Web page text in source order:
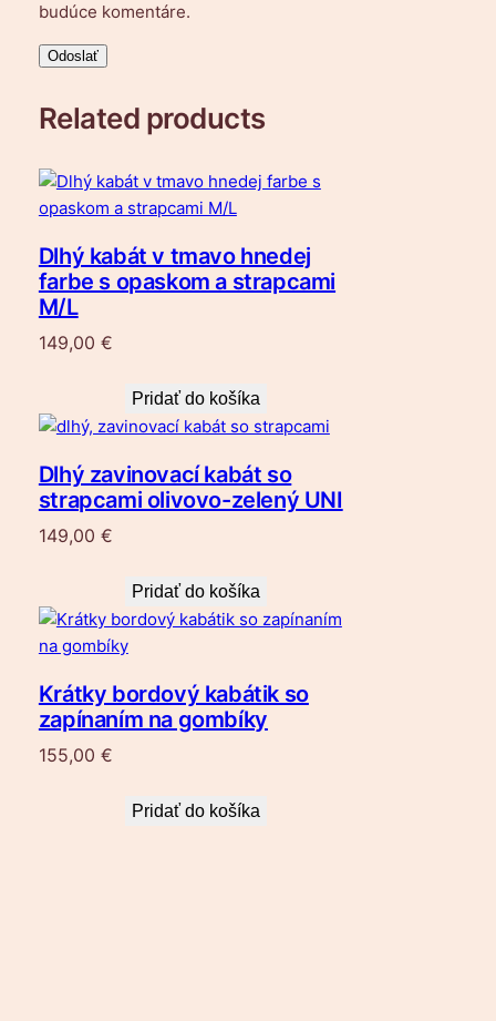
budúce komentáre.
Related products
Dlhý kabát v tmavo hnedej
farbe s opaskom a strapcami
M/L
149,00 €
Pridať do košíka
Dlhý zavinovací kabát so
strapcami olivovo-zelený UNI
149,00 €
Pridať do košíka
Krátky bordový kabátik so
zapínaním na gombíky
155,00 €
Pridať do košíka